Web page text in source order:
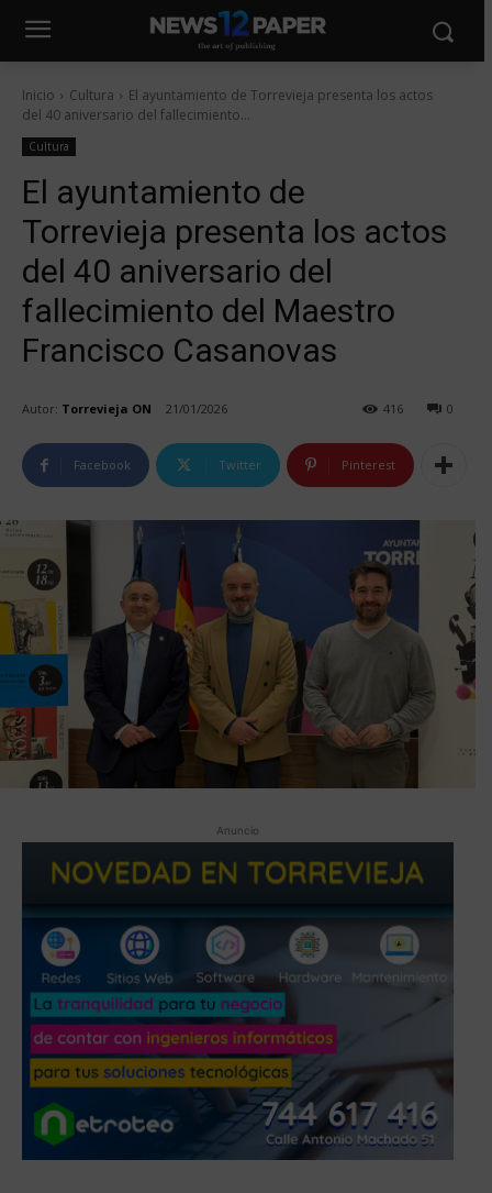
Inicio Cultura
El ayuntamiento de Torrevieja presenta los actos
del 40 aniversario del fallecimiento...
Cultura
El ayuntamiento de
Torrevieja presenta los actos
del 40 aniversario del
fallecimiento del Maestro
Francisco Casanovas
Autor: Torrevieja ON 21/01/2026 0
416
Facebook Twitter Pinterest
Anuncio